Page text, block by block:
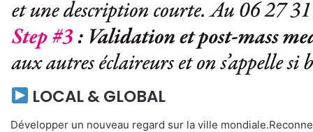
LOCAL & GLOBAL
Développer un nouveau regard sur la ville